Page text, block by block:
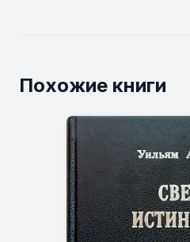
Похожие книги